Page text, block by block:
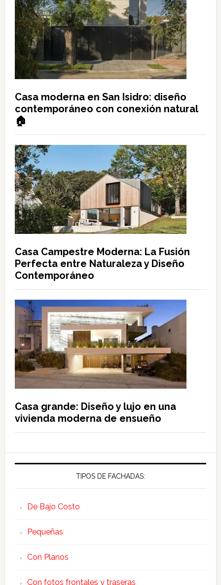
Casa moderna en San Isidro: diseño
contemporáneo con conexión natural
🏠
Casa Campestre Moderna: La Fusión
Perfecta entre Naturaleza y Diseño
Contemporáneo
Casa grande: Diseño y lujo en una
vivienda moderna de ensueño
TIPOS DE FACHADAS:
De Bajo Costo
Pequeñas
Con Planos
Con fotos frontales y traseras